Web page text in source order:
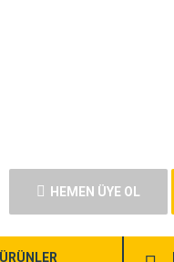
HEMEN ÜYE OL
ÜRÜNLER